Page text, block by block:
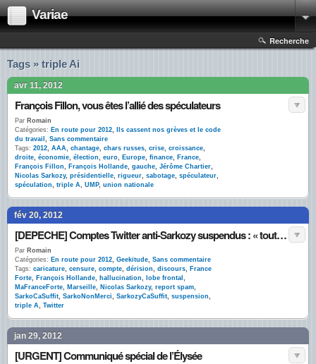
Variae
Recherche
Tags » triple Ai
avr 11, 2012
François Fillon, vous êtes l’allié des spéculateurs
Par Romain
Catégories: En route pour 2012,
Ils cassent nos grèves et le code
du travail , Sans commentaire
Tags: 2012, AAA, chantage, chars russes, crise, croissance,
droite, économie, élection, euro, Europe, finance, France,
François Fillon, François Hollande, gauche, Jérôme Chartier,
Nicolas Sarkozy, présidentielle, rigueur, sabotage, spéculateur,
spéculation, triple A, UMP, union nationale
fév 20, 2012
[DEPECHE] Comptes Twitter anti-Sarkozy suspendus : « tout va bien »
Par Romain
Catégories: En route pour 2012, Geekitude, Sans commentaire
Tags: caricature, censure, compte, dérision, discours, France
Forte, François Hollande, hallucination, lobe frontal ,
MaFranceForte, Marseille, Nicolas Sarkozy, report spam,
SarkoCaSuffit, SarkoNonMerci, SarkozyCaSuffit, suspension,
triple A, Twitter
jan 29, 2012
[URGENT] Communiqué spécial de l’Élysée